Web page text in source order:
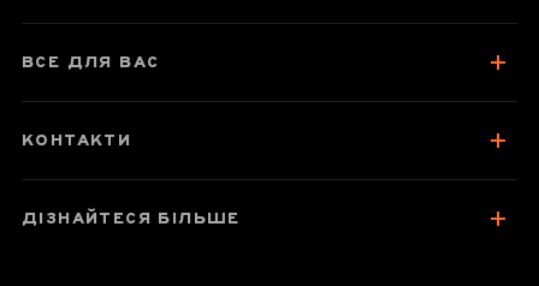
ВСЕ ДЛЯ ВАС
КОНТАКТИ
ДІЗНАЙТЕСЯ БІЛЬШЕ